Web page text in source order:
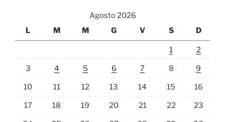
Agosto 2026
L
M M G V S D
1 2
3 4 5 6 7 8 9
10 11 12 13 14 15 16
17 18 19 20 21 22 23